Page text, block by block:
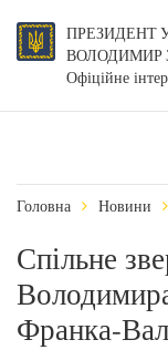
ПРЕЗИДЕНТ
ВОЛОДИМИР
Офіційне
Головна Новини
Спільне
Франка-